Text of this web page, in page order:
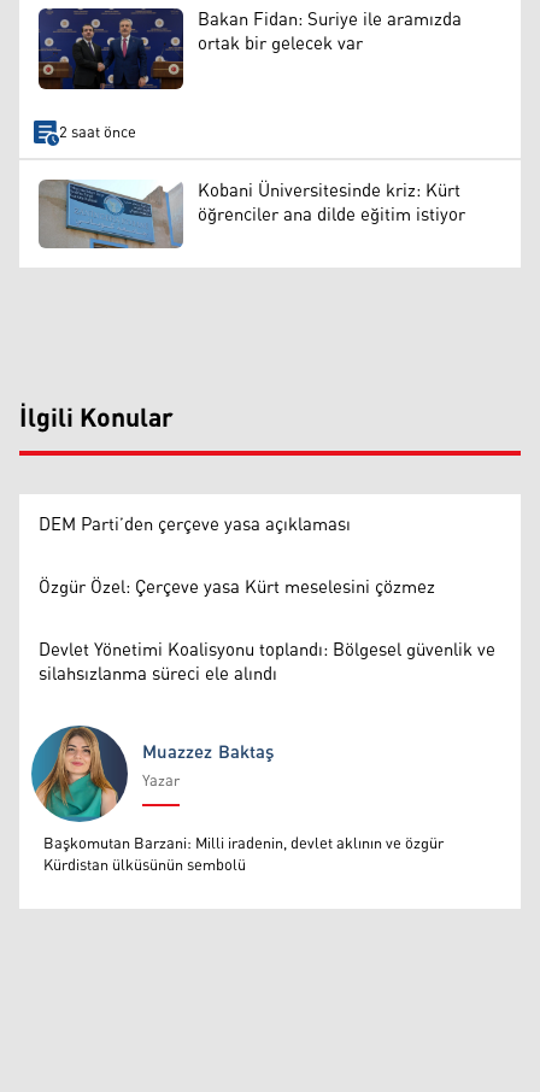
Bakan Fidan: Suriye ile aramızda
ortak bir gelecek var
2 saat önce
Kobani Üniversitesinde kriz: Kürt
öğrenciler ana dilde eğitim istiyor
İlgili Konular
DEM Parti’den çerçeve yasa açıklaması
Özgür Özel: Çerçeve yasa Kürt meselesini çözmez
Devlet Yönetimi Koalisyonu toplandı: Bölgesel güvenlik ve
silahsızlanma süreci ele alındı
Muazzez Baktaş
Muazzez Baktaş
Yazar
Başkomutan Barzani: Milli iradenin, devlet aklının ve özgür
Kürdistan ülküsünün sembolü